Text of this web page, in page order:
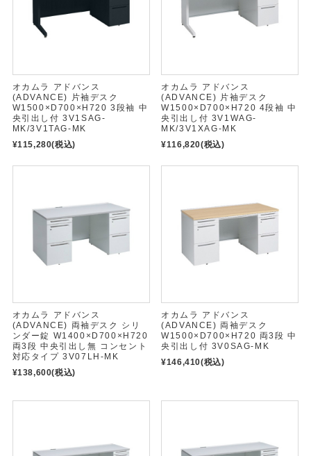
オカムラ アドバンス
(ADVANCE) 片袖デスク
W1500×D700×H720 3段袖 中
央引出し付 3V1SAG-
MK/3V1TAG-MK
¥115,280(税込)
オカムラ アドバンス
(ADVANCE) 片袖デスク
W1500×D700×H720 4段袖 中
央引出し付 3V1WAG-
MK/3V1XAG-MK
¥116,820(税込)
オカムラ アドバンス
(ADVANCE) 両袖デスク シリ
ンダー錠 W1400×D700×H720
両3段 中央引出し無 コンセント
対応タイプ 3V07LH-MK
¥138,600(税込)
オカムラ アドバンス
(ADVANCE) 両袖デスク
W1500×D700×H720 両3段 中
央引出し付 3V0SAG-MK
¥146,410(税込)